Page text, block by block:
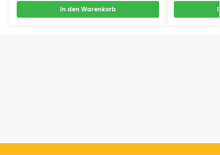
In den Warenkorb